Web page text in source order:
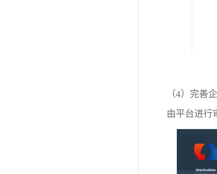
（4） 完善
由平台进行